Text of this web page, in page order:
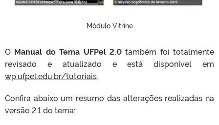
Módulo Vitrine
O Manual do Tema UFPel 2.0também foi totalmente
revisado e atualizado e está disponível em
wp.ufpel.edu.br/tutoriais.
Confira abaixo um resumo das alterações realizadas na
versão 2.1 do tema: